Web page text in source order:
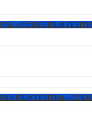
– CANNES FILM
FILM FESTIVAL – 72